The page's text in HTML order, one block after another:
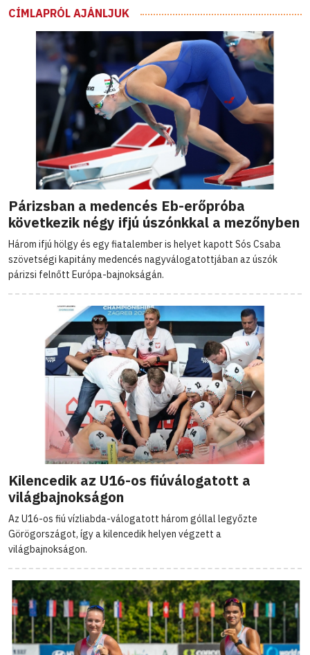
CÍMLAPRÓL AJÁNLJUK
Párizsban a medencés Eb-erőpróba
következik négy ifjú úszónkkal a mezőnyben
Három ifjú hölgy és egy fiatalember is helyet kapott Sós Csaba
szövetségi kapitány medencés nagyválogatottjában az úszók
párizsi felnőtt Európa-bajnokságán.
Kilencedik az U16-os fiúválogatott a
világbajnokságon
Az U16-os fiú vízliabda-válogatott három góllal legyőzte
Görögországot, így a kilencedik helyen végzett a
világbajnokságon.